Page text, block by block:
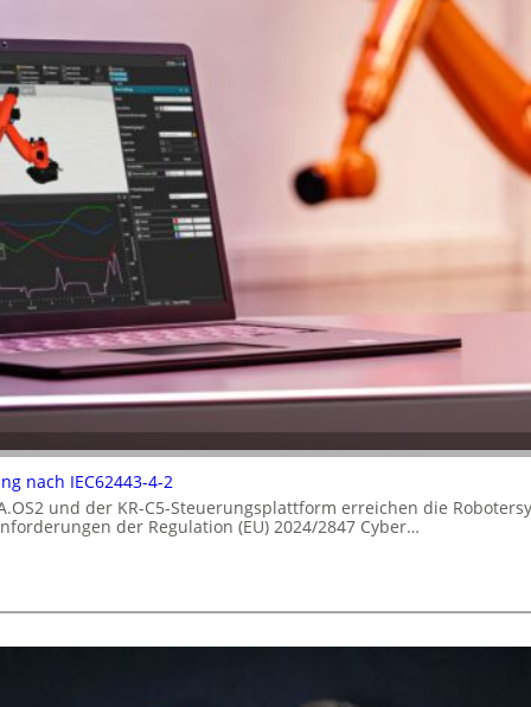
nach IEC62443-4-2
und der KR-C5-Steuerungsplattform erreichen die
der Regulation (EU) 2024/2847 Cyber…